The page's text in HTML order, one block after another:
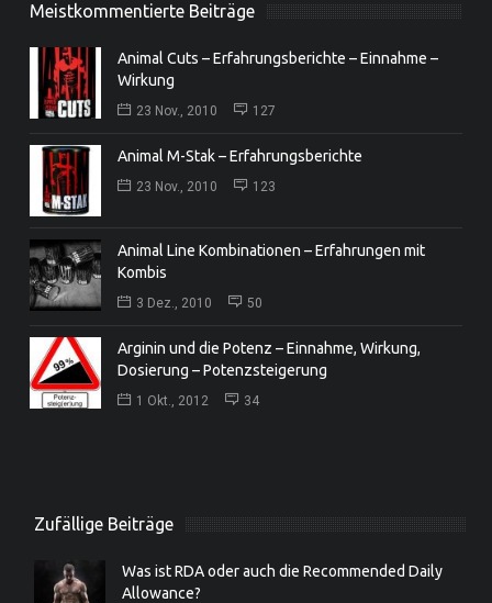
Meistkommentierte Beiträge
Animal Cuts – Erfahrungsberichte – Einnahme –
Wirkung
23 Nov., 2010 127
Animal M-Stak – Erfahrungsberichte
23 Nov., 2010 123
Animal Line Kombinationen – Erfahrungen mit
Kombis
3 Dez., 2010 50
Arginin und die Potenz – Einnahme, Wirkung,
Dosierung – Potenzsteigerung
1 Okt., 2012 34
Zufällige Beiträge
Was ist RDA oder auch die Recommended Daily
Allowance?